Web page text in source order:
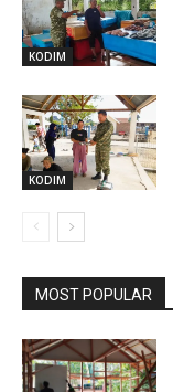
KODIM
KODIM
MOST POPULAR